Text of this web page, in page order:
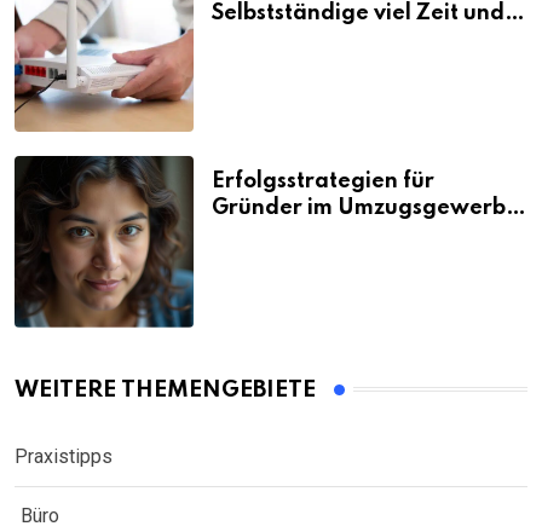
Selbstständige viel Zeit und
Erfolgsstrategien für
Gründer im Umzugsgewerbe
WEITERE THEMENGEBIETE
Praxistipps
Büro